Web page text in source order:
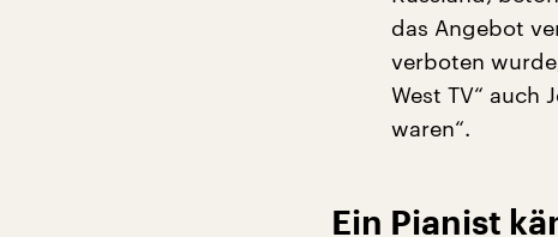
das Angebot
verboten
West TV“ auch
waren“.
Ein Pianist